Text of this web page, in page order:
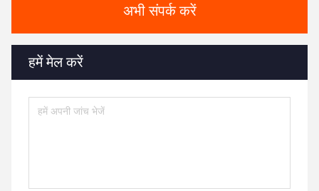
अभी संपर्क करें
हमें मेल करें